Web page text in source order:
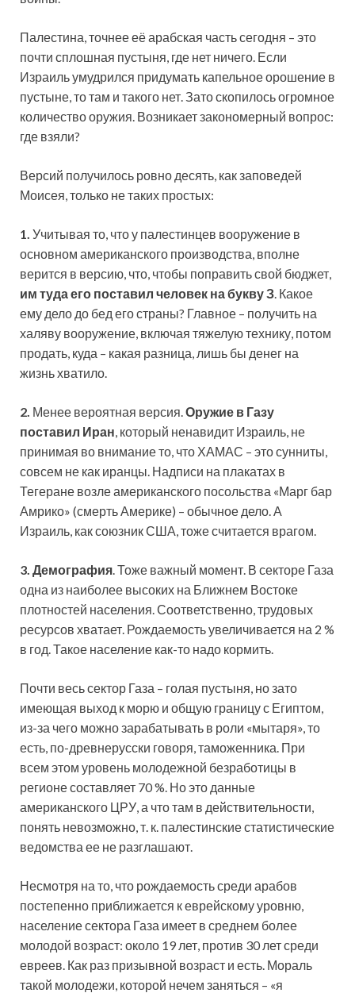
Палестина, точнее её арабская часть сегодня – это
почти сплошная пустыня, где нет ничего. Если
Израиль умудрился придумать капельное орошение в
пустыне, то там и такого нет. Зато скопилось огромное
количество оружия. Возникает закономерный вопрос:
где взяли?
Версий получилось ровно десять, какзаповедей
Моисея, только не таких простых:
1. Учитывая то, что у палестинцев вооружение в
основном американского производства, вполне
верится в версию, что, чтобы поправить свой бюджет,
им туда его поставил человек на букву З. Какое
ему дело до бед его страны? Главное – получить на
халяву вооружение, включая тяжелую технику, потом
продать, куда – какая разница, лишь бы денег на
жизнь хватило.
2. Менее вероятная версия.Оружие в Газу
поставил Иран, который ненавидит Израиль, не
принимая во внимание то, что ХАМАС – это сунниты,
совсем не как иранцы. Надписи на плакатах в
Тегеране возле американского посольства «Марг бар
Амрико» (смерть Америке) – обычное дело. А
Израиль, как союзник США, тоже считается врагом.
3. Демография. Тоже важный момент. В секторе Газа
одна из наиболее высоких на Ближнем Востоке
плотностей населения. Соответственно, трудовых
ресурсов хватает. Рождаемость увеличивается на 2 %
в год. Такое население как-то надо кормить.
Почти весь сектор Газа – голая пустыня, но зато
имеющая выход к морю и общую границу с Египтом,
из-за чего можно зарабатывать в роли «мытаря», то
есть, по-древнерусски говоря, таможенника. При
всем этом уровень молодежной безработицы в
регионе составляет 70 %. Но это данные
американского ЦРУ, а что там в действительности,
понять невозможно, т. к. палестинские статистические
ведомства ее не разглашают.
Несмотря на то, что рождаемость среди арабов
постепенно приближается к еврейскому уровню,
население сектора Газа имеет в среднем более
молодой возраст: около 19 лет, против 30 лет среди
евреев. Как раз призывной возраст и есть. Мораль
такой молодежи, которой нечем заняться – «я